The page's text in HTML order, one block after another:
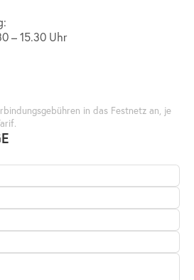
– 15.30 Uhr
in das Festnetz an, je